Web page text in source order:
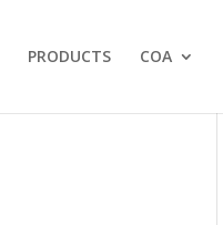
PRODUCTS COA